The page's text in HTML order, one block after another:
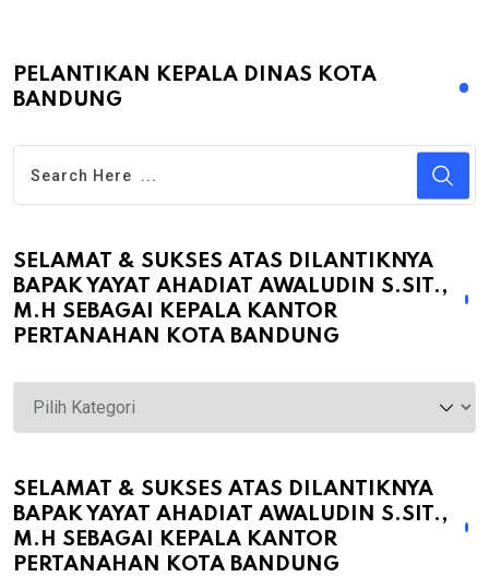
PELANTIKAN KEPALA DINAS KOTA
BANDUNG
SELAMAT & SUKSES ATAS DILANTIKNYA
BAPAK YAYAT AHADIAT AWALUDIN S.SIT.,
M.H SEBAGAI KEPALA KANTOR
PERTANAHAN KOTA BANDUNG
Selamat
&
atas
Dilantiknya
Bapak
SELAMAT & SUKSES ATAS DILANTIKNYA
BAPAK YAYAT AHADIAT AWALUDIN S.SIT.,
M.H SEBAGAI KEPALA KANTOR
PERTANAHAN KOTA BANDUNG